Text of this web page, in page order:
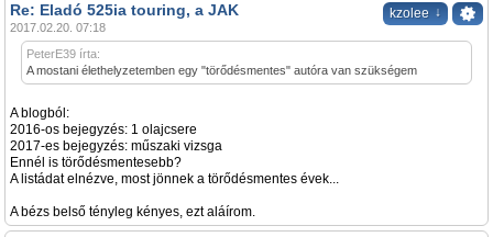
kzolee ↓
Re: Eladó 525ia touring, a JAK
2017.02.20. 07:18
PeterE39 írta:
A mostani élethelyzetemben egy "törődésmentes" autóra van szükségem
A blogból:
2016-os bejegyzés: 1 olajcsere
2017-es bejegyzés: műszaki vizsga
Ennél is törődésmentesebb?
A listádat elnézve, most jönnek a törődésmentes évek...
A bézs belső tényleg kényes, ezt aláírom.